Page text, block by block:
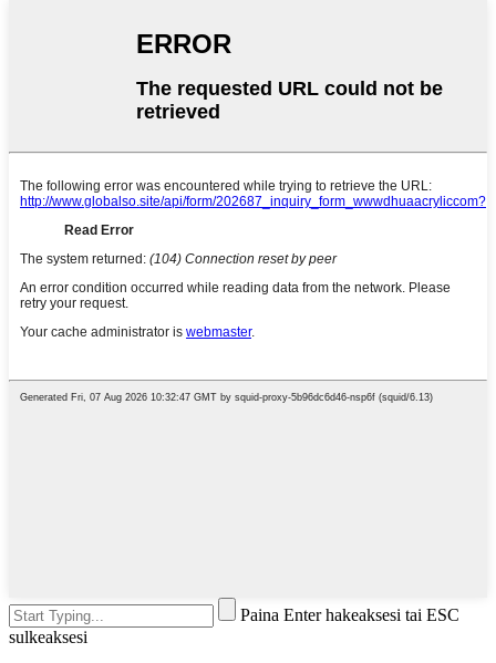
Paina Enter hakeaksesi tai ESC
sulkeaksesi